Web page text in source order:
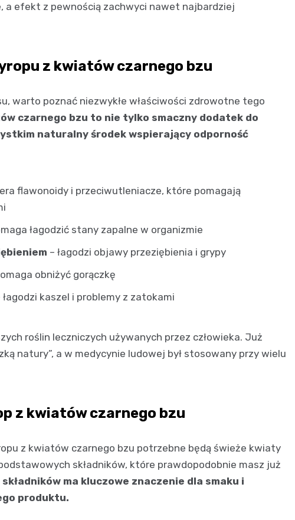
a efekt z pewnością zachwyci nawet najbardziej
z kwiatów czarnego bzu
warto poznać niezwykłe właściwości zdrowotne tego
czarnego bzu to nie tylko smaczny dodatek do
naturalny środek wspierający odporność
flawonoidy i przeciwutleniacze, które pomagają
łagodzić stany zapalne w organizmie
– łagodzi objawy przeziębienia i grypy
obniżyć gorączkę
łagodzi kaszel i problemy z zatokami
roślin leczniczych używanych przez człowieka. Już
natury”, a w medycynie ludowej był stosowany przy wielu
z kwiatów czarnego bzu
z kwiatów czarnego bzu potrzebne będą świeże kwiaty
składników, które prawdopodobnie masz już
ma kluczowe znaczenie dla smaku i
produktu.